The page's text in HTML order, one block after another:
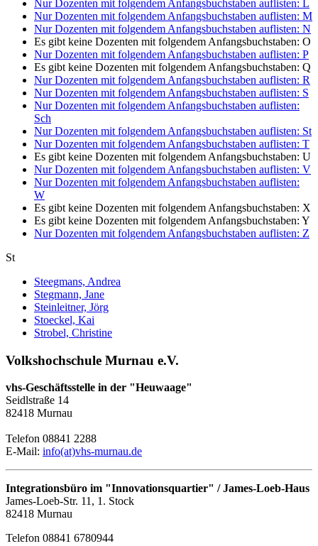
Nur Dozenten mit folgendem Anfangsbuchstaben auflisten: L
Nur Dozenten mit folgendem Anfangsbuchstaben auflisten: M
Nur Dozenten mit folgendem Anfangsbuchstaben auflisten: N
Es gibt keine Dozenten mit folgendem Anfangsbuchstaben: O
Nur Dozenten mit folgendem Anfangsbuchstaben auflisten: P
Es gibt keine Dozenten mit folgendem Anfangsbuchstaben: Q
Nur Dozenten mit folgendem Anfangsbuchstaben auflisten: R
Nur Dozenten mit folgendem Anfangsbuchstaben auflisten: S
Nur Dozenten mit folgendem Anfangsbuchstaben auflisten:
Sch
Nur Dozenten mit folgendem Anfangsbuchstaben auflisten: St
Nur Dozenten mit folgendem Anfangsbuchstaben auflisten: T
Es gibt keine Dozenten mit folgendem Anfangsbuchstaben: U
Nur Dozenten mit folgendem Anfangsbuchstaben auflisten: V
Nur Dozenten mit folgendem Anfangsbuchstaben auflisten:
W
Es gibt keine Dozenten mit folgendem Anfangsbuchstaben: X
Es gibt keine Dozenten mit folgendem Anfangsbuchstaben: Y
Nur Dozenten mit folgendem Anfangsbuchstaben auflisten: Z
St
Steegmans, Andrea
Stegmann, Jane
Steinleitner, Jörg
Stoeckel, Kai
Strobel, Christine
Volkshochschule Murnau e.V.
vhs-Geschäftsstelle in der "Heuwaage"
Seidlstraße 14
82418 Murnau
Telefon 08841 2288
E-Mail: info(at)vhs-murnau.de
Integrationsbüro im "Innovationsquartier" / James-Loeb-Haus
James-Loeb-Str. 11, 1. Stock
82418 Murnau
Telefon 08841 6780944